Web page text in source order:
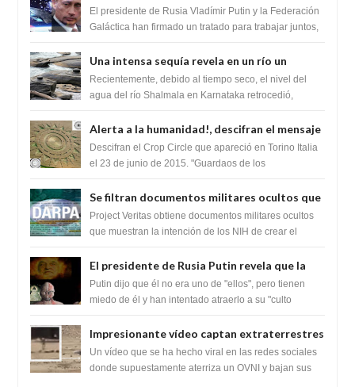
Federación Galactica han firmado un
tratado para acabar con los Sionistas?
El presidente de Rusia Vladímir Putin y la Federación
Galáctica han firmado un tratado para trabajar juntos,
Una intensa sequía revela en un río un
impresionante hallazgo de miles de Shiva
Lingas
Recientemente, debido al tiempo seco, el nivel del
agua del río Shalmala en Karnataka retrocedió,
Alerta a la humanidad!, descifran el mensaje
del Crop Circle de Torino ,Italia
Descifran el Crop Circle que apareció en Torino Italia
el 23 de junio de 2015. "Guardaos de los
Se filtran documentos militares ocultos que
muestran la intención de los NIH de crear el
SARS-CoV-2, utilizando la investigación de
Project Veritas obtiene documentos militares ocultos
que muestran la intención de los NIH de crear el
El presidente de Rusia Putin revela que la
clase dominante en el mundo son los
híbridos reptiles
Putin dijo que él no era uno de "ellos", pero tienen
miedo de él y han intentado atraerlo a su "culto
Impresionante vídeo captan extraterrestres
bajando de un OVNI en Arabia Saudita
Un vídeo que se ha hecho viral en las redes sociales
donde supuestamente aterriza un OVNI y bajan sus